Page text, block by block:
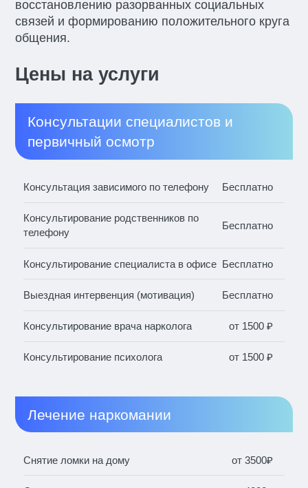
восстановлению разорванных социальных
связей и формированию положительного круга
общения.
Цены на услуги
Консультации специалистов и
первичный осмотр
Консультация зависимого по телефону Бесплатно
Консультирование родственников по
телефону
Бесплатно
Консультирование специалиста в офисе Бесплатно
Выездная интервенция (мотивация) Бесплатно
Консультирование врача нарколога от 1500 ₽
Консультирование психолога от 1500 ₽
Лечение наркомании
Снятие ломки на дому от 3500₽